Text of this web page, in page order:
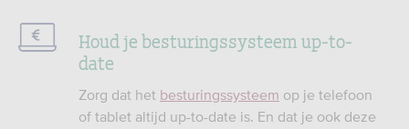
Houd je besturingssysteem up-to-
date
Zorg dat het besturingssysteem op je telefoon
of tablet altijd up-to-date is. En dat je ook deze